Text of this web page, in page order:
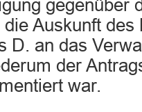
gegenüber
Auskunft des
D. an das
der
war.